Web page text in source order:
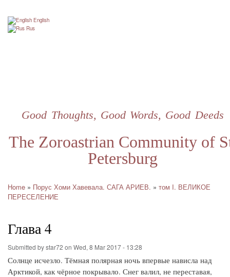
The Zoroastrian Community of
Petersburg
Good Thoughts, Good Words, Good Deeds
English
Rus
Breadcrumb
Home Порус Хоми Хавевала. САГА АРИЕВ.
том I. ВЕЛИКОЕ
ПЕРЕСЕЛЕНИЕ
Глава 4
Submitted bystar72 on Wed, 8 Mar 2017 - 13:28
Солнце исчезло. Тёмная полярная ночь впервые нависла над
Арктикой, как чёрное покрывало. Снег валил, не переставая,